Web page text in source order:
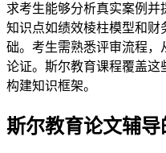
求考生能够分析真实案例
知识点如绩效棱柱模型和
础。考生需熟悉评审流程
论证。斯尔教育课程覆盖这
构建知识框架。
斯尔教育论文辅